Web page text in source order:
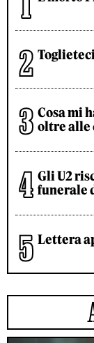
Cosa mi
oltre alle
Gli U2
funerale
Lettera